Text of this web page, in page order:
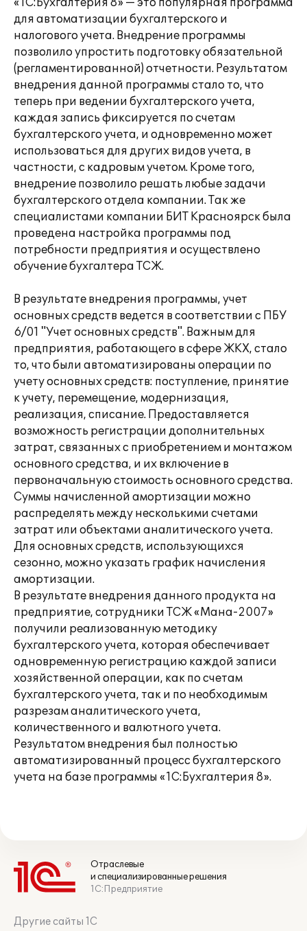
«1С:Бухгалтерия 8» — это популярная программа
для автоматизации бухгалтерского и
налогового учета. Внедрение программы
позволило упростить подготовку обязательной
(регламентированной) отчетности. Результатом
внедрения данной программы стало то, что
теперь при ведении бухгалтерского учета,
каждая запись фиксируется по счетам
бухгалтерского учета, и одновременно может
использоваться для других видов учета, в
частности, с кадровым учетом. Кроме того,
внедрение позволило решать любые задачи
бухгалтерского отдела компании. Так же
специалистами компании БИТ Красноярск была
проведена настройка программы под
потребности предприятия и осуществлено
обучение бухгалтера ТСЖ.
В результате внедрения программы, учет
основных средств ведется в соответствии с ПБУ
6/01 "Учет основных средств". Важным для
предприятия, работающего в сфере ЖКХ, стало
то, что были автоматизированы операции по
учету основных средств: поступление, принятие
к учету, перемещение, модернизация,
реализация, списание. Предоставляется
возможность регистрации дополнительных
затрат, связанных с приобретением и монтажом
основного средства, и их включение в
первоначальную стоимость основного средства.
Суммы начисленной амортизации можно
распределять между несколькими счетами
затрат или объектами аналитического учета.
Для основных средств, использующихся
сезонно, можно указать график начисления
амортизации.
В результате внедрения данного продукта на
предприятие, сотрудники ТСЖ «Мана-2007»
получили реализованную методику
бухгалтерского учета, которая обеспечивает
одновременную регистрацию каждой записи
хозяйственной операции, как по счетам
бухгалтерского учета, так и по необходимым
разрезам аналитического учета,
количественного и валютного учета.
Результатом внедрения был полностью
автоматизированный процесс бухгалтерского
учета на базе программы «1С:Бухгалтерия 8».
Отраслевые
и специализированные решения
1С:Предприятие
Другие сайты 1С